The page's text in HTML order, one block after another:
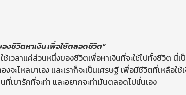
องชีวิตหาเงิน เพื่อใช้ตลอดชีวิต”
าใช้เวลาแค่ส่วนหนึ่งของชีวิตเพื่อหาเงินที่จะใช้ไปทั้งชีวิ
จะไหลมาเอง และเราก็จะเป็นเศรษฐี เพื่อมีชีวิตที่เหลือ
ที่เขารักที่จะทำ และอยากจะทำมันตลอดไปนั่นเอง